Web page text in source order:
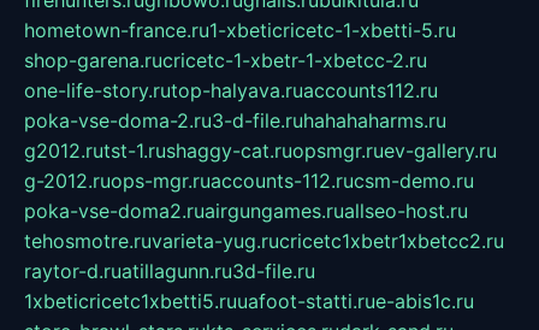
hometown-france.ru1-xbeticricetc-1-xbetti-5.ru
shop-garena.rucricetc-1-xbetr-1-xbetcc-2.ru
one-life-story.rutop-halyava.ruaccounts112.ru
poka-vse-doma-2.ru3-d-file.ruhahahaharms.ru
g2012.rutst-1.rushaggy-cat.ruopsmgr.ruev-gallery.ru
g-2012.ruops-mgr.ruaccounts-112.rucsm-demo.ru
poka-vse-doma2.ruairgungames.ruallseo-host.ru
tehosmotre.ruvarieta-yug.rucricetc1xbetr1xbetcc2.ru
raytor-d.ruatillagunn.ru3d-file.ru
1xbeticricetc1xbetti5.ruuafoot-statti.rue-abis1c.ru